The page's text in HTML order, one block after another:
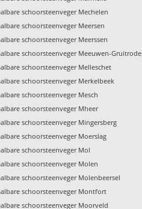
schoorsteenveger Mechelen
schoorsteenveger Meersen
schoorsteenveger Meerssen
schoorsteenveger Meeuwen-Gruitrode
schoorsteenveger Melleschet
schoorsteenveger Merkelbeek
schoorsteenveger Mesch
schoorsteenveger Mheer
schoorsteenveger Mingersberg
schoorsteenveger Moerslag
schoorsteenveger Mol
schoorsteenveger Molen
schoorsteenveger Molenbeersel
schoorsteenveger Montfort
schoorsteenveger Moorveld